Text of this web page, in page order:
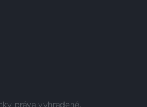
práva vyhradené.